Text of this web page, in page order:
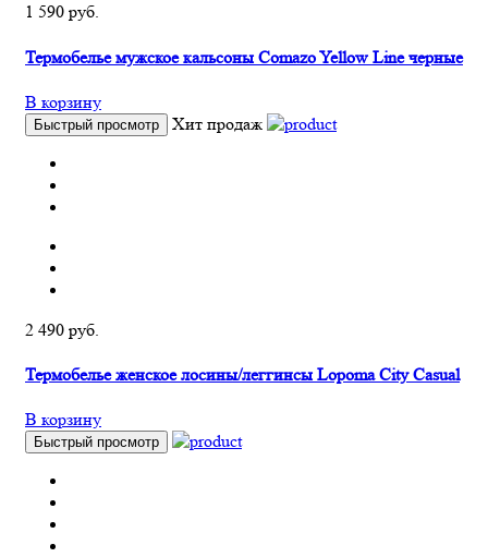
1 590 руб.
Термобелье мужское кальсоны Comazo Yellow Line черные
В корзину
Быстрый просмотр Хит продаж
2 490 руб.
Термобелье женское лосины/леггинсы Lopoma City Casual
В корзину
Быстрый просмотр